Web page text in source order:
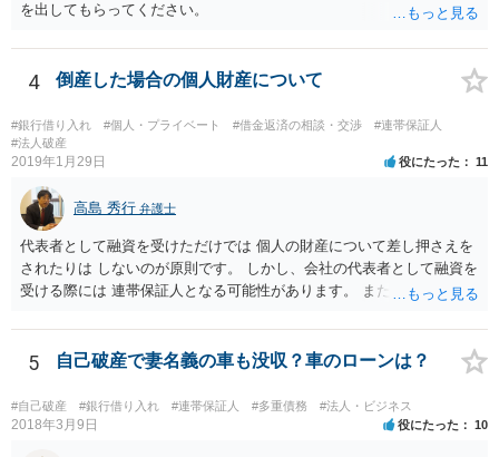
を出してもらってください。
4 倒産した場合の個人財産について
#銀行借り入れ #個人・プライベート #借金返済の相談・交渉
#連帯保証人
#法人破産
2019年1月29日 役にたった 11
高島 秀行 弁護士
代表者として融資を受けただけでは 個人の財産について差し押さえを
されたりは しないのが原則です。 しかし、会社の代表者として融資を
受ける際には 連帯保証人となる可能性があります。 また、返済が厳し
があります。 個人の財産について責任を免れたいのであれば 連帯保証
人にもならず、 返済計画が確実であると言える場合のみ 融資を受ける
5 自己破産で妻名義の車も没収？車のローンは？
#自己破産 #銀行借り入れ #連帯保証人 #多重債務 #法人・ビジネス
2018年3月9日 役にたった 10